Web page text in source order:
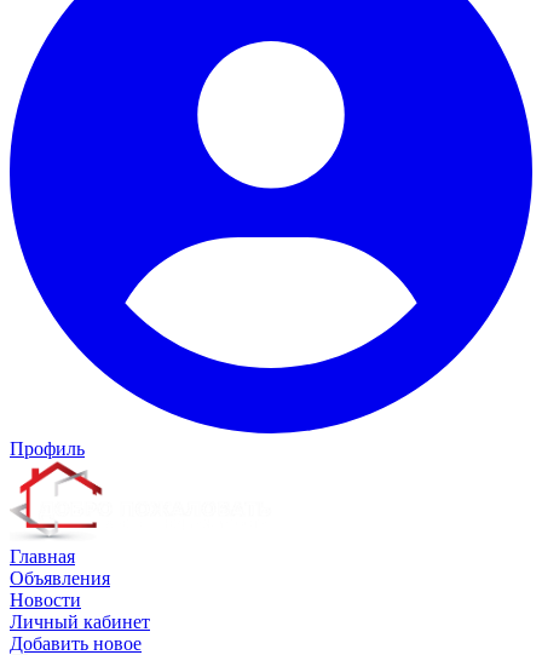
Профиль
Главная
Объявления
Новости
Личный кабинет
Добавить новое